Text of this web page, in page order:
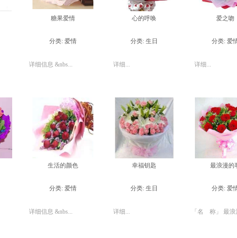
糖果爱情
分类: 爱情
详细信息 &nbs...
心的呼唤
分类: 生日
详细...
爱之吻
分类: 爱
详细...
生活的颜色
分类: 爱情
详细信息 &nbs...
幸福钥匙
分类: 生日
详细...
最浪漫的
分类: 爱
「名 称」 最浪